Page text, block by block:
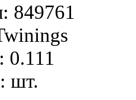
849761
0.111
шт.